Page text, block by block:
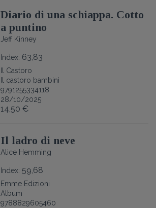
Diario di una schiappa. Cotto
a puntino
Jeff Kinney
Index: 63,83
Il Castoro
Il castoro bambini
9791255334118
28/10/2025
14,50 €
Il ladro di neve
Alice Hemming
Index: 59,68
Emme Edizioni
Album
9788829605460